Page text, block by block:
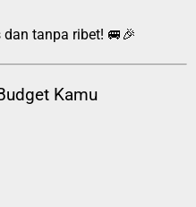
tanpa ribet! 🚐🎉
Kamu